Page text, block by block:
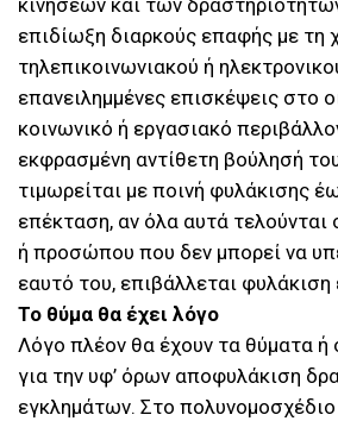
κινήσεων και των
επιδίωξη διαρκούς επαφής με τη
τηλεπικοινωνιακού ή
επανειλημμένες επισκέψεις στο
κοινωνικό ή εργασιακό
εκφρασμένη αντίθετη βούλησή
τιμωρείται με ποινή φυλάκισης
επέκταση, αν όλα αυτά τελούνται
ή προσώπου που δεν μπορεί να
εαυτό του, επιβάλλεται
Το θύμα θα έχει λόγο
Λόγο πλέον θα έχουν τα θύματα ή
για την υφ’ όρων αποφυλάκιση
εγκλημάτων. Στο